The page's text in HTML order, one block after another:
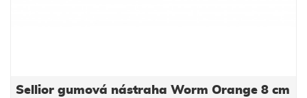
Sellior gumová nástraha Worm Orange 8 cm